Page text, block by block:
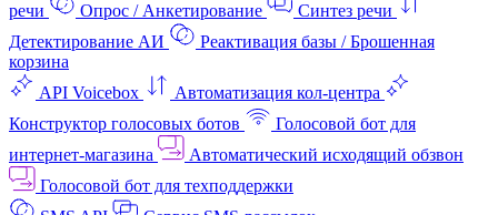
речи
Опрос / Анкетирование
Синтез речи
Детектирование АИ
Реактивация базы / Брошенная
корзина
API Voicebox
Автоматизация кол‑центра
Конструктор голосовых ботов
Голосовой бот для
интернет‑магазина
Автоматический исходящий обзвон
Голосовой бот для техподдержки